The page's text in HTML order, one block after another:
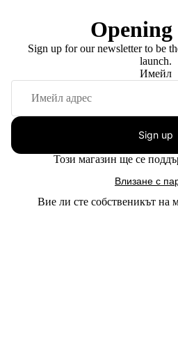
Opening
Sign up for our newsletter to be
launch.
Имейл
Sign up
Този магазин ще се
Влизане с
Вие ли сте собственикът на